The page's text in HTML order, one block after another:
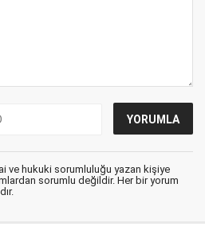
ve hukuki sorumluluğu yazan kişiye
sorumlu değildir. Her bir yorum